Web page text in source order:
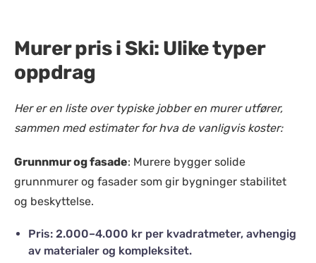
Murer pris i Ski: Ulike typer
oppdrag
Her er en liste over typiske jobber en murer utfører,
sammen med estimater for hva de vanligvis koster:
Grunnmur og fasade: Murere bygger solide
grunnmurer og fasader som gir bygninger stabilitet
og beskyttelse.
Pris: 2.000–4.000 kr per kvadratmeter, avhengig
av materialer og kompleksitet.